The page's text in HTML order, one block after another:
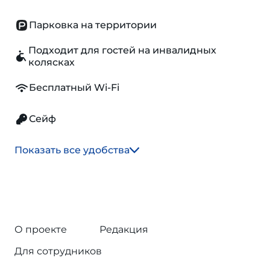
Парковка на территории
Подходит для гостей на инвалидных
колясках
Бесплатный Wi-Fi
Сейф
Показать все удобства
О проекте
Редакция
Для сотрудников